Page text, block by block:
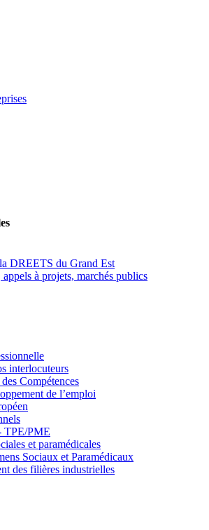
DREETS du Grand Est
à projets, marchés publics
interlocuteurs
Compétences
de l’emploi
TPE/PME
et paramédicales
Sociaux et Paramédicaux
des filières industrielles